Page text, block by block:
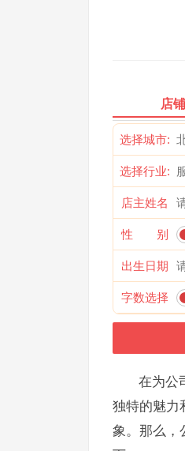
店
选择城市:
选择行业:
店主姓名
性 别
出生日期
字数选择
在为公
独特的魅力
象。那么，